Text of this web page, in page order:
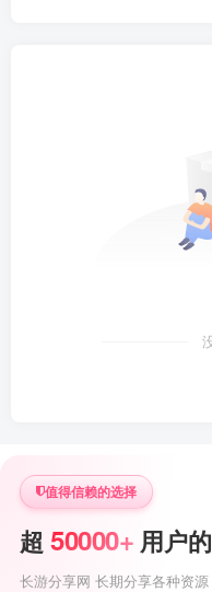
值得信赖的选择
超 50000+ 用户
长游分享网 长期分享各种资源